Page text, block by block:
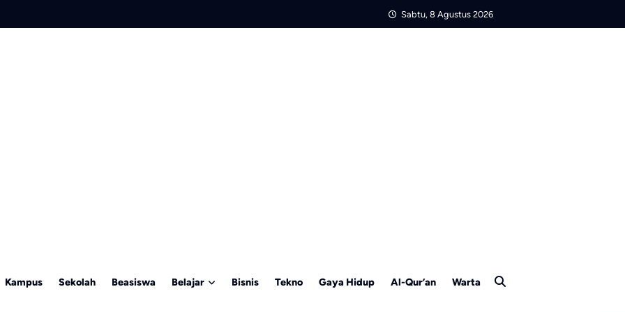
Sabtu, 8 Agustus 2026
Kampus Sekolah Beasiswa Belajar Bisnis Tekno Gaya Hidup Al-Qur’an Warta